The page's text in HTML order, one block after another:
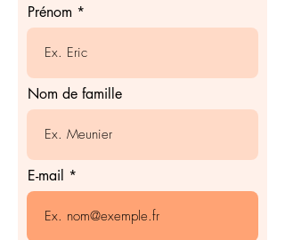
Prénom
Nom de famille
E-mail